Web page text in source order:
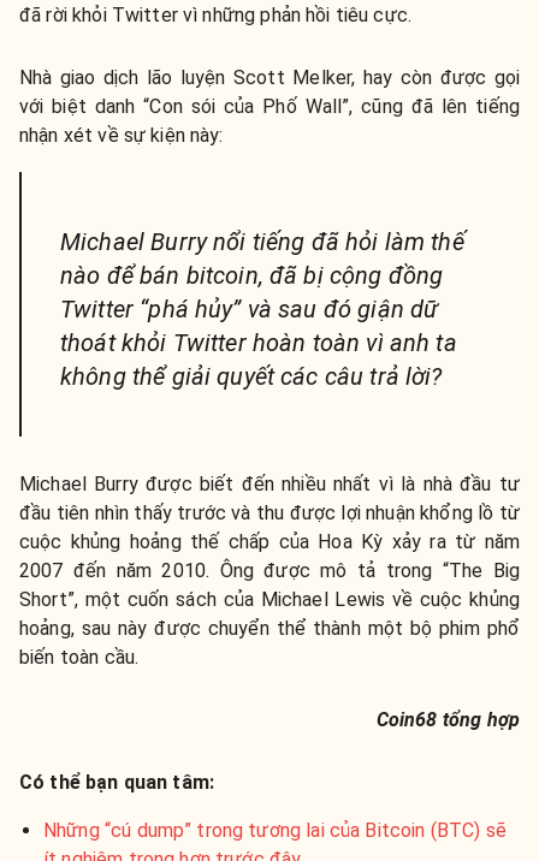
đã rời khỏi Twitter vì những phản hồi tiêu cực.
Nhà giao dịch lão luyện Scott Melker, hay còn được gọi
với biệt danh “Con sói của Phố Wall”, cũng đã lên tiếng
nhận xét về sự kiện này:
Michael Burry nổi tiếng đã hỏi làm thế
nào để bán bitcoin, đã bị cộng đồng
Twitter “phá hủy” và sau đó giận dữ
thoát khỏi Twitter hoàn toàn vì anh ta
không thể giải quyết các câu trả lời?
Michael Burry được biết đến nhiều nhất vì là nhà đầu tư
đầu tiên nhìn thấy trước và thu được lợi nhuận khổng lồ từ
cuộc khủng hoảng thế chấp của Hoa Kỳ xảy ra từ năm
2007 đến năm 2010. Ông được mô tả trong “The Big
Short”, một cuốn sách của Michael Lewis về cuộc khủng
hoảng, sau này được chuyển thể thành một bộ phim phổ
biến toàn cầu.
Coin68 tổng hợp
Có thể bạn quan tâm:
Những “cú dump” trong tương lai của Bitcoin (BTC) sẽ